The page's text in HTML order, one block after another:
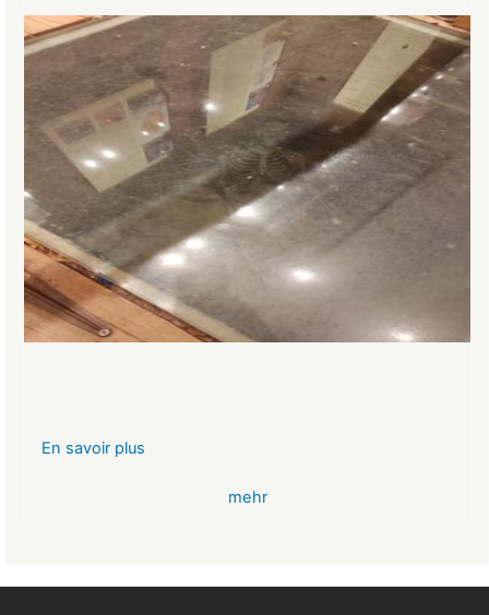
die
Teilnehmer:innen
En savoir plus
mehr